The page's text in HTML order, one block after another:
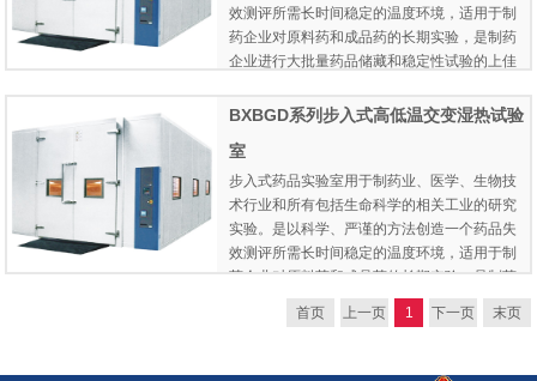
效测评所需长时间稳定的温度环境，适用于制
药企业对原料药和成品药的长期实验，是制药
企业进行大批量药品储藏和稳定性试验的上佳
BXBGD系列步入式高低温交变湿热试验
室
步入式药品实验室用于制药业、医学、生物技
术行业和所有包括生命科学的相关工业的研究
实验。是以科学、严谨的方法创造一个药品失
效测评所需长时间稳定的温度环境，适用于制
药企业对原料药和成品药的长期实验，是制药
企业进行大批量药品储藏和稳定性试验的上佳
选择方案。
首页 上一页 1 下一页 末页